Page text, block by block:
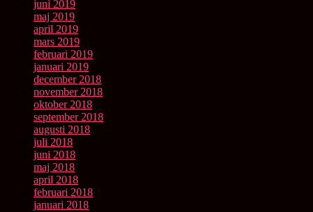
juni 2019
maj 2019
april 2019
mars 2019
februari 2019
januari 2019
december 2018
november 2018
oktober 2018
september 2018
augusti 2018
juli 2018
juni 2018
maj 2018
april 2018
februari 2018
januari 2018